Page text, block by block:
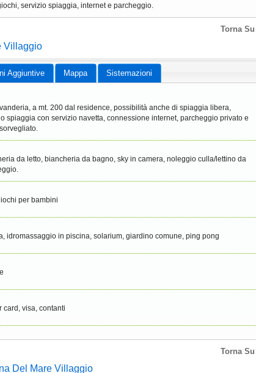
servizio spiaggia, internet e parcheggio.
Torna Su
Villaggio
Aggiuntive Mappa Sistemazioni
a mt. 200 dal residence, possibilità anche di spiaggia libera,
spiaggia con servizio navetta, connessione internet, parcheggio privato e
da letto, biancheria da bagno, sky in camera, noleggio culla/lettino da
per bambini
idromassaggio in piscina, solarium, giardino comune, ping pong
card, visa, contanti
Torna Su
Del Mare Villaggio